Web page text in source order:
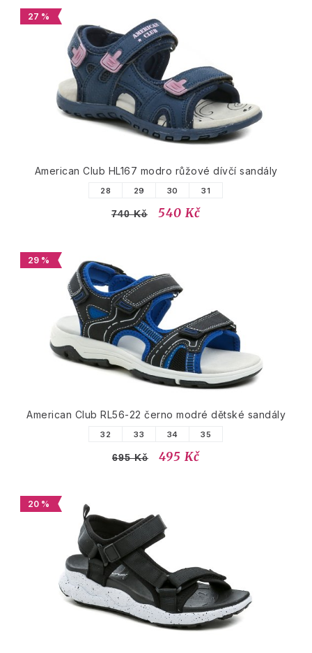
27 %
American Club HL167 modro růžové dívčí sandály
28 29 30 31
740 Kč 540 Kč
29 %
American Club RL56-22 černo modré dětské sandály
32 33 34 35
695 Kč 495 Kč
20 %